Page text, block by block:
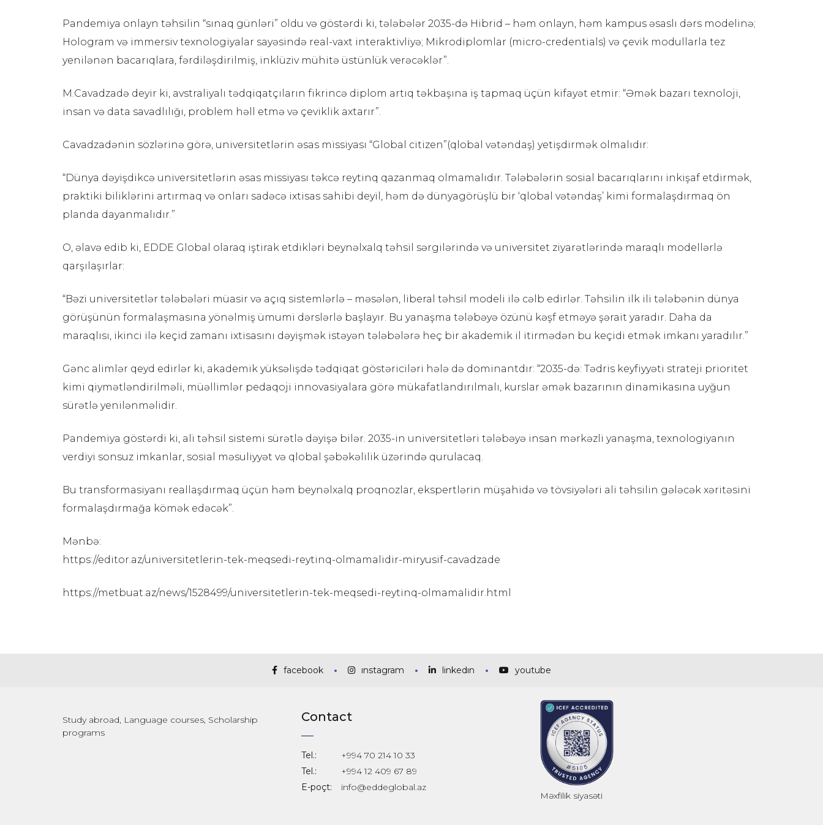
Pandemiya onlayn təhsilin “sınaq günləri” oldu və göstərdi ki, tələbələr 2035-də Hibrid – həm onlayn, həm kampus əsaslı dərs modelinə;
Hologram və immersiv texnologiyalar sayəsində real-vaxt interaktivliyə; Mikrodiplomlar (micro-credentials) və çevik modullarla tez
yenilənən bacarıqlara, fərdiləşdirilmiş, inklüziv mühitə üstünlük verəcəklər”.
M.Cavadzadə deyir ki, avstraliyalı tədqiqatçıların fikrincə diplom artıq təkbaşına iş tapmaq üçün kifayət etmir: “Əmək bazarı texnoloji,
insan və data savadlılığı, problem həll etmə və çeviklik axtarır”.
Cavadzadənin sözlərinə görə, universitetlərin əsas missiyası “Global citizen”(qlobal vətəndaş) yetişdirmək olmalıdır:
“Dünya dəyişdikcə universitetlərin əsas missiyası təkcə reytinq qazanmaq olmamalıdır. Tələbələrin sosial bacarıqlarını inkişaf etdirmək,
praktiki biliklərini artırmaq və onları sadəcə ixtisas sahibi deyil, həm də dünyagörüşlü bir ‘qlobal vətəndaş’ kimi formalaşdırmaq ön
planda dayanmalıdır.”
O, əlavə edib ki, EDDE Global olaraq iştirak etdikləri beynəlxalq təhsil sərgilərində və universitet ziyarətlərində maraqlı modellərlə
qarşılaşırlar:
“Bəzi universitetlər tələbələri müasir və açıq sistemlərlə – məsələn, liberal təhsil modeli ilə cəlb edirlər. Təhsilin ilk ili tələbənin dünya
görüşünün formalaşmasına yönəlmiş ümumi dərslərlə başlayır. Bu yanaşma tələbəyə özünü kəşf etməyə şərait yaradır. Daha da
maraqlısı, ikinci ilə keçid zamanı ixtisasını dəyişmək istəyən tələbələrə heç bir akademik il itirmədən bu keçidi etmək imkanı yaradılır.”
Gənc alimlər qeyd edirlər ki, akademik yüksəlişdə tədqiqat göstəriciləri hələ də dominantdır: “2035-də: Tədris keyfiyyəti strateji prioritet
kimi qiymətləndirilməli, müəllimlər pedaqoji innovasiyalara görə mükafatlandırılmalı, kurslar əmək bazarının dinamikasına uyğun
sürətlə yenilənməlidir.
Pandemiya göstərdi ki, ali təhsil sistemi sürətlə dəyişə bilər. 2035-in universitetləri tələbəyə insan mərkəzli yanaşma, texnologiyanın
verdiyi sonsuz imkanlar, sosial məsuliyyət və qlobal şəbəkəlilik üzərində qurulacaq.
Bu transformasiyanı reallaşdırmaq üçün həm beynəlxalq proqnozlar, ekspertlərin müşahidə və tövsiyələri ali təhsilin gələcək xəritəsini
formalaşdırmağa kömək edəcək”.
Mənbə:
https://editor.az/universitetlerin-tek-meqsedi-reytinq-olmamalidir-miryusif-cavadzade
https://metbuat.az/news/1528499/universitetlerin-tek-meqsedi-reytinq-olmamalidir.html
facebook instagram linkedin youtube
Study abroad, Language courses, Scholarship
programs
Contact
Tel.:
+994 70 214 10 33
Tel.:
+994 12 409 67 89
E-poçt:
info@eddeglobal.az
Məxfilik siyasəti